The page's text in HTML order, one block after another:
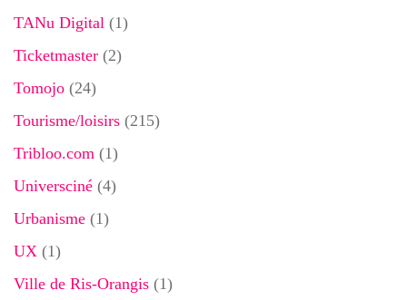
TANu Digital (1)
Ticketmaster (2)
Tomojo (24)
Tourisme/loisirs (215)
Tribloo.com (1)
Universciné (4)
Urbanisme (1)
UX (1)
Ville de Ris-Orangis (1)